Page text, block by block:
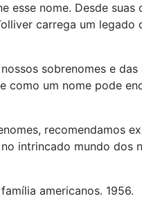
esse nome. Desde suas
carrega um legado
sobrenomes e
como um nome pode
recomendamos
intrincado mundo dos
americanos. 1956.